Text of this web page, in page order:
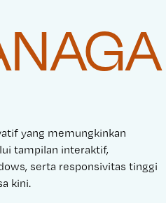
yang memungkinkan
tampilan interaktif,
serta responsivitas tinggi
kini.